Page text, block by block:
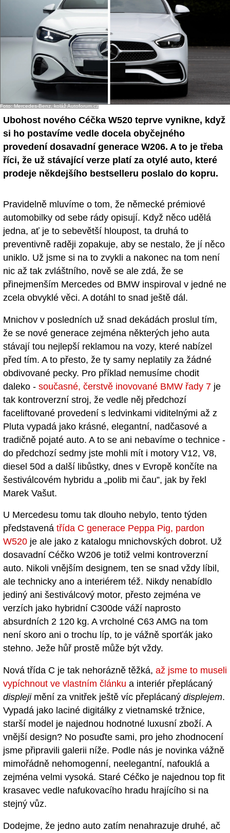
Diskuzní fórum
Sledujte nás!
Foto: Mercedes-Benz, koláž Autoforum.cz
Ubohost nového Céčka W520 teprve vynikne, když
si ho postavíme vedle docela obyčejného
provedení dosavadní generace W206. A to je třeba
říci, že už stávající verze platí za otylé auto, které
prodeje někdejšího bestselleru poslalo do kopru.
Pravidelně mluvíme o tom, že německé prémiové
automobilky od sebe rády opisují. Když něco udělá
jedna, ať je to sebevětší hloupost, ta druhá to
preventivně raději zopakuje, aby se nestalo, že jí něco
uniklo. Už jsme si na to zvykli a nakonec na tom není
nic až tak zvláštního, nově se ale zdá, že se
přinejmenším Mercedes od BMW inspiroval v jedné ne
zcela obvyklé věci. A dotáhl to snad ještě dál.
Mnichov v posledních už snad dekádách proslul tím,
že se nové generace zejména některých jeho auta
stávají tou nejlepší reklamou na vozy, které nabízel
před tím. A to přesto, že ty samy neplatily za žádné
obdivované pecky. Pro příklad nemusíme chodit
daleko - současné, čerstvě inovované BMW řady 7 je
tak kontroverzní stroj, že vedle něj předchozí
faceliftované provedení s ledvinkami viditelnými až z
Pluta vypadá jako krásné, elegantní, nadčasové a
tradičně pojaté auto. A to se ani nebavíme o technice -
do předchozí sedmy jste mohli mít i motory V12, V8,
diesel 50d a další libůstky, dnes v Evropě končíte na
šestiválcovém hybridu a „polib mi čau”, jak by řekl
Marek Vašut.
U Mercedesu tomu tak dlouho nebylo, tento týden
představená třída C generace Peppa Pig, pardon
W520 je ale jako z katalogu mnichovských dobrot. Už
dosavadní Céčko W206 je totiž velmi kontroverzní
auto. Nikoli vnějším designem, ten se snad vždy líbil,
ale technicky ano a interiérem též. Nikdy nenabídlo
jediný ani šestiválcový motor, přesto zejména ve
verzích jako hybridní C300de váží naprosto
absurdních 2 120 kg. A vrcholné C63 AMG na tom
není skoro ani o trochu líp, to je vážně sporťák jako
stehno. Ježe hůř prostě může být vždy.
Nová třída C je tak nehorázně těžká, až jsme to museli
vypíchnout ve vlastním článku a interiér přeplácaný
displejimění za vnitřek ještě víc přeplácaný displejem.
Vypadá jako laciné digitálky z vietnamské tržnice,
starší model je najednou hodnotné luxusní zboží. A
vnější design? No posuďte sami, pro jeho zhodnocení
jsme připravili galerii níže. Podle nás je novinka vážně
mimořádně nehomogenní, neelegantní, nafouklá a
zejména velmi vysoká. Staré Céčko je najednou top fit
krasavec vedle nafukovacího hradu hrajícího si na
stejný vůz.
Dodejme, že jedno auto zatím nenahrazuje druhé, ač